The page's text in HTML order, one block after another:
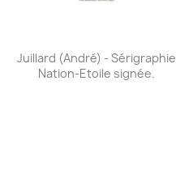
Aperçu rapide
Juillard (André) - Sérigraphie
Nation-Etoile signée.